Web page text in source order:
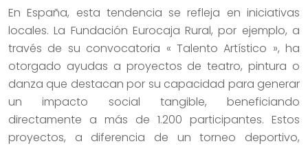
En España, esta tendencia se refleja en iniciativas
locales. La Fundación Eurocaja Rural, por ejemplo, a
través de su convocatoria « Talento Artístico », ha
otorgado ayudas a proyectos de teatro, pintura o
danza que destacan por su capacidad para generar
un impacto social tangible, beneficiando
directamente a más de 1.200 participantes. Estos
proyectos, a diferencia de un torneo deportivo,